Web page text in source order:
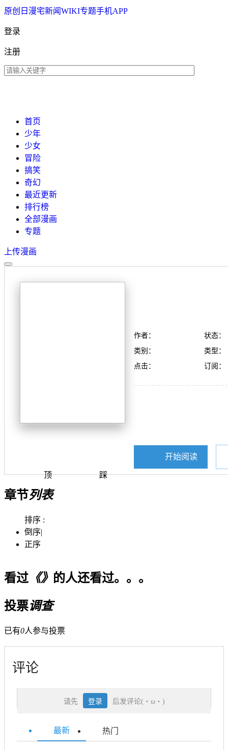
原创 日漫宅新闻WIKI专题手机APP
登录
注册
首页
少年
少女
冒险
搞笑
奇幻
最近更新
排行榜
全部漫画
专题
上传漫画
顶 踩
作者：
状态：
类别：
类型：
点击：
订阅：
开始阅读
章节列表
排序 :
倒序|
正序
看过《》 的人还看过。。。
投票调查
已有0人参与投票
评论
请先 登录 后发评论(・ω・)
最新 热门